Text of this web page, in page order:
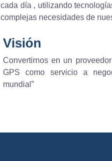
cada día , utilizando
complejas necesidades de
Visión
Convertirnos en un
GPS como servicio a
mundial”